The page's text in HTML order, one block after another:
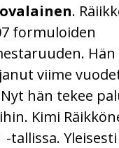
.
formuloiden
Hän
viime
hän tekee
Kimi
-tallissa.